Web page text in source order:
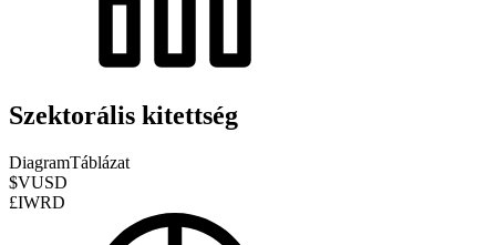
Szektorális kitettség
DiagramTáblázat
$VUSD
£IWRD